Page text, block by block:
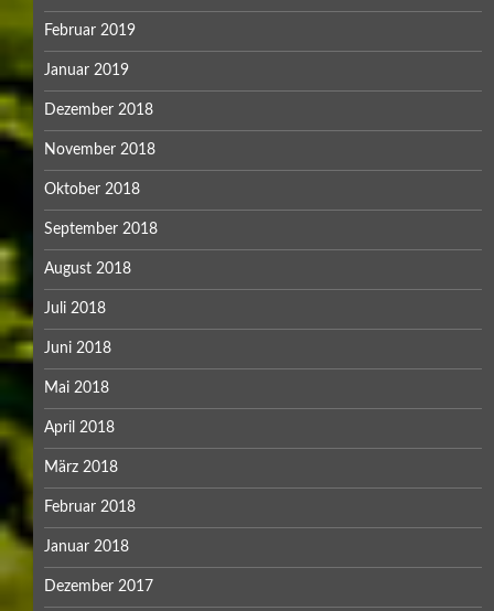
Februar 2019
Januar 2019
Dezember 2018
November 2018
Oktober 2018
September 2018
August 2018
Juli 2018
Juni 2018
Mai 2018
April 2018
März 2018
Februar 2018
Januar 2018
Dezember 2017